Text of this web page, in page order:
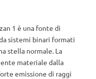
1 è una fonte di
sistemi binari formati
stella normale. La
materiale dalla
emissione di raggi